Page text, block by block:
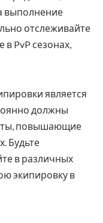
выполнение
отслеживайте
PvP сезонах,
является
должны
повышающие
Будьте
в различных
экипировку в